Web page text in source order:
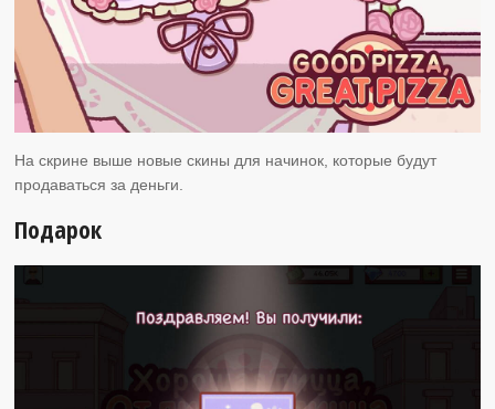
На скрине выше новые скины для начинок, которые будут
продаваться за деньги.
Подарок